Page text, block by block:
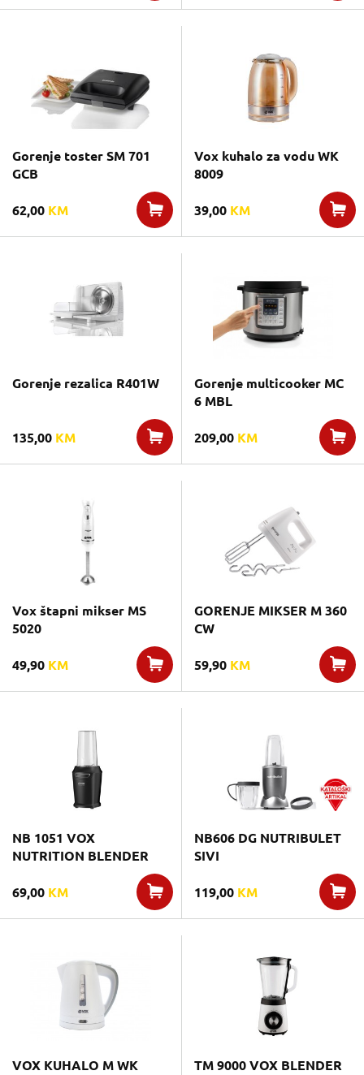
Gorenje toster SM 701
GCB
62,00 KM
Vox kuhalo za vodu WK
8009
39,00 KM
Gorenje rezalica R401W
135,00 KM
Gorenje multicooker MC
6 MBL
209,00 KM
Vox štapni mikser MS
5020
49,90 KM
GORENJE MIKSER M 360
CW
59,90 KM
NB 1051 VOX
NUTRITION BLENDER
69,00 KM
NB606 DG NUTRIBULET
SIVI
119,00 KM
VOX KUHALO M WK
TM 9000 VOX BLENDER